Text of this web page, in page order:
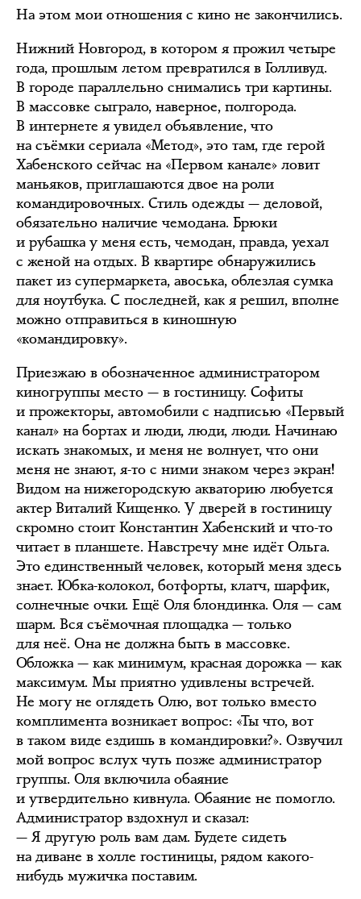
На этом мои отношения с кино не закончились.
Нижний Новгород, в котором я прожил четыре
года, прошлым летом превратился в Голливуд.
В городе параллельно снимались три картины.
В массовке сыграло, наверное, полгорода.
В интернете я увидел объявление, что
на съёмки сериала «Метод», это там, где герой
Хабенского сейчас на «Первом канале» ловит
маньяков, приглашаются двое на роли
командировочных. Стиль одежды — деловой,
обязательно наличие чемодана. Брюки
и рубашка у меня есть, чемодан, правда, уехал
с женой на отдых. В квартире обнаружились
пакет из супермаркета, авоська, облезлая сумка
для ноутбука. С последней, как я решил, вполне
можно отправиться в киношную
«командировку».
Приезжаю в обозначенное администратором
киногруппы место — в гостиницу. Софиты
и прожекторы, автомобили с надписью «Первый
канал» на бортах и люди, люди, люди. Начинаю
искать знакомых, и меня не волнует, что они
меня не знают, я-то с ними знаком через экран!
Видом на нижегородскую акваторию любуется
актер Виталий Кищенко. У дверей в гостиницу
скромно стоит Константин Хабенский и что-то
читает в планшете. Навстречу мне идёт Ольга.
Это единственный человек, который меня здесь
знает. Юбка-колокол, ботфорты, клатч, шарфик,
солнечные очки. Ещё Оля блондинка. Оля — сам
шарм. Вся съёмочная площадка — только
для неё. Она не должна быть в массовке.
Обложка — как минимум, красная дорожка — как
максимум. Мы приятно удивлены встречей.
Не могу не оглядеть Олю, вот только вместо
комплимента возникает вопрос: «Ты что, вот
в таком виде ездишь в командировки?». Озвучил
мой вопрос вслух чуть позже администратор
группы. Оля включила обаяние
и утвердительно кивнула. Обаяние не помогло.
Администратор вздохнул и сказал:
— Я другую роль вам дам. Будете сидеть
на диване в холле гостиницы, рядом какого-
нибудь мужичка поставим.